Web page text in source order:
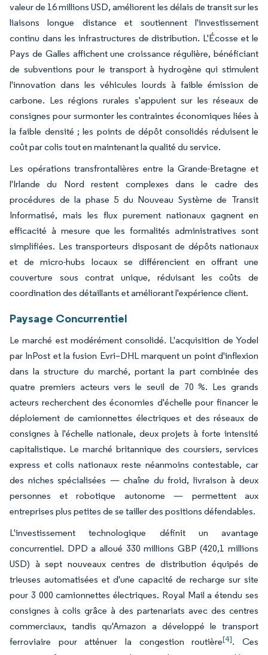
valeur de 16 millions USD, améliorent les délais de transit sur les
liaisons longue distance et soutiennent l'investissement
continu dans les infrastructures de distribution. L'Écosse et le
Pays de Galles affichent une croissance régulière, bénéficiant
de subventions pour le transport à hydrogène qui stimulent
l'innovation dans les véhicules lourds à faible émission de
carbone. Les régions rurales s'appuient sur les réseaux de
consignes pour surmonter les contraintes économiques liées à
la faible densité ; les points de dépôt consolidés réduisent le
coût par colis tout en maintenant la qualité du service.
Les opérations transfrontalières entre la Grande-Bretagne et
l'Irlande du Nord restent complexes dans le cadre des
procédures de la phase 5 du Nouveau Système de Transit
Informatisé, mais les flux purement nationaux gagnent en
efficacité à mesure que les formalités administratives sont
simplifiées. Les transporteurs disposant de dépôts nationaux
et de micro-hubs locaux se différencient en offrant une
couverture sous contrat unique, réduisant les coûts de
coordination des détaillants et améliorant l'expérience client.
Paysage Concurrentiel
Le marché est modérément consolidé. L'acquisition de Yodel
par InPost et la fusion Evri–DHL marquent un point d'inflexion
dans la structure du marché, portant la part combinée des
quatre premiers acteurs vers le seuil de 70 %. Les grands
acteurs recherchent des économies d'échelle pour financer le
déploiement de camionnettes électriques et des réseaux de
consignes à l'échelle nationale, deux projets à forte intensité
capitalistique. Le marché britannique des coursiers, services
express et colis nationaux reste néanmoins contestable, car
des niches spécialisées — chaîne du froid, livraison à deux
personnes et robotique autonome — permettent aux
entreprises plus petites de se tailler des positions défendables.
L'investissement technologique définit un avantage
concurrentiel. DPD a alloué 330 millions GBP (420,1 millions
USD) à sept nouveaux centres de distribution équipés de
trieuses automatisées et d'une capacité de recharge sur site
pour 3 000 camionnettes électriques. Royal Mail a étendu ses
consignes à colis grâce à des partenariats avec des centres
commerciaux, tandis qu'Amazon a développé le transport
ferroviaire pour atténuer la congestion routière[4]. Ces